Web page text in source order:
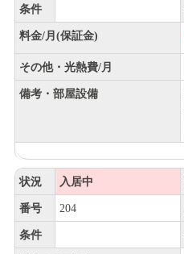
条件
料金/月(保証金)
その他・光熱費/月
備考・部屋設備
状況 入居中
番号 204
条件